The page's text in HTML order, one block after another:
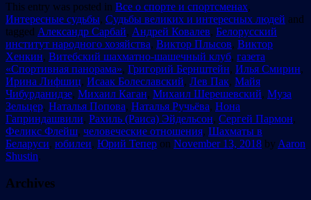
This entry was posted in Все о спорте и спортсменах,
Интересные судьбы, Судьбы великих и интересных людей and
tagged Александр Сарбай, Андрей Ковалев, Белорусский
институт народного хозяйства, Виктор Плысов, Виктор
Хенкин, Витебский шахматно-шашечный клуб, газета
«Спортивная панорама», Григорий Бернштейн, Илья Смирин,
Ирина Лифшиц, Исаак Болеславский, Лев Пак, Майя
Чибурданидзе, Михаил Каган, Михаил Шерешевский, Муза
Зельцер, Наталья Попова, Наталья Ручьёва, Нона
Гаприндашвили, Рахиль (Раиса) Эйдельсон, Сергей Пармон,
Феликс Флейш, человеческие отношения, Шахматы в
Беларуси, юбилеи, Юрий Тепер on November 13, 2018 by Aaron
Shustin.
Archives